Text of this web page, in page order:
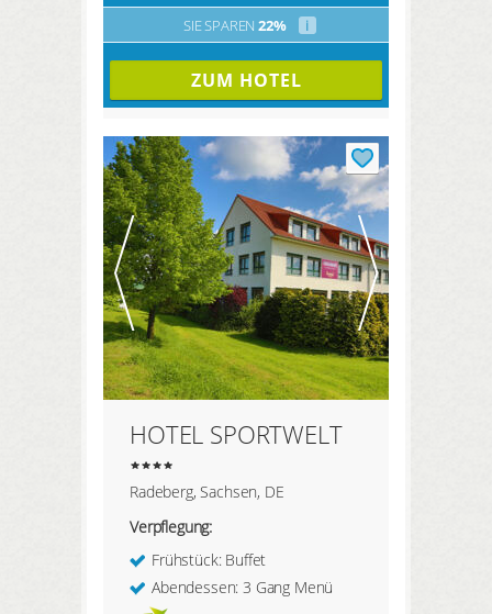
SIE SPAREN 22% i
ZUM HOTEL
HOTEL SPORTWELT
Radeberg, Sachsen, DE
Verpflegung:
Frühstück: Buffet
Abendessen: 3 Gang Menü